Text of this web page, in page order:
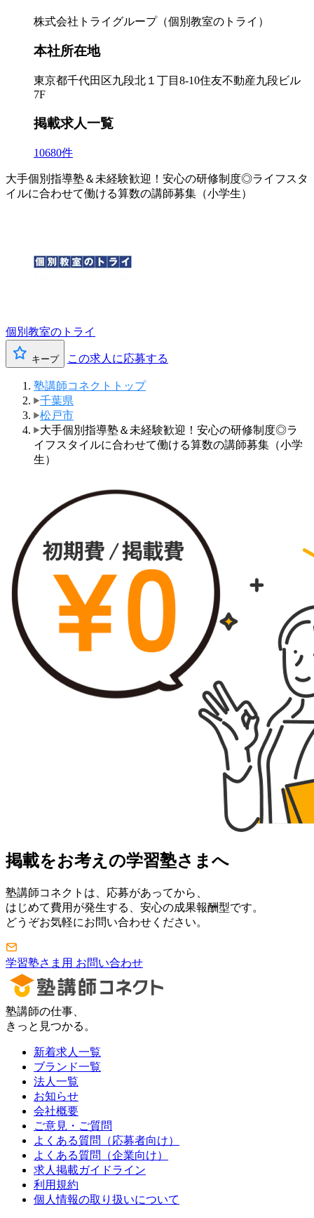
株式会社トライグループ（個別教室のトライ）
本社所在地
東京都千代田区九段北１丁目8-10住友不動産九段ビル
7F
掲載求人一覧
10680件
大手個別指導塾＆未経験歓迎！安心の研修制度◎ライフスタ
イルに合わせて働ける算数の講師募集（小学生）
個別教室のトライ
キープ この求人に応募する
塾講師コネクトトップ
千葉県
松戸市
大手個別指導塾＆未経験歓迎！安心の研修制度◎ラ
イフスタイルに合わせて働ける算数の講師募集（小学
生）
掲載をお考えの学習塾さまへ
塾講師コネクトは、応募があってから、
はじめて費用が発生する、安心の成果報酬型です。
どうぞお気軽にお問い合わせください。
学習塾さま用 お問い合わせ
塾講師の仕事、
きっと見つかる。
新着求人一覧
ブランド一覧
法人一覧
お知らせ
会社概要
ご意見・ご質問
よくある質問（応募者向け）
よくある質問（企業向け）
求人掲載ガイドライン
利用規約
個人情報の取り扱いについて